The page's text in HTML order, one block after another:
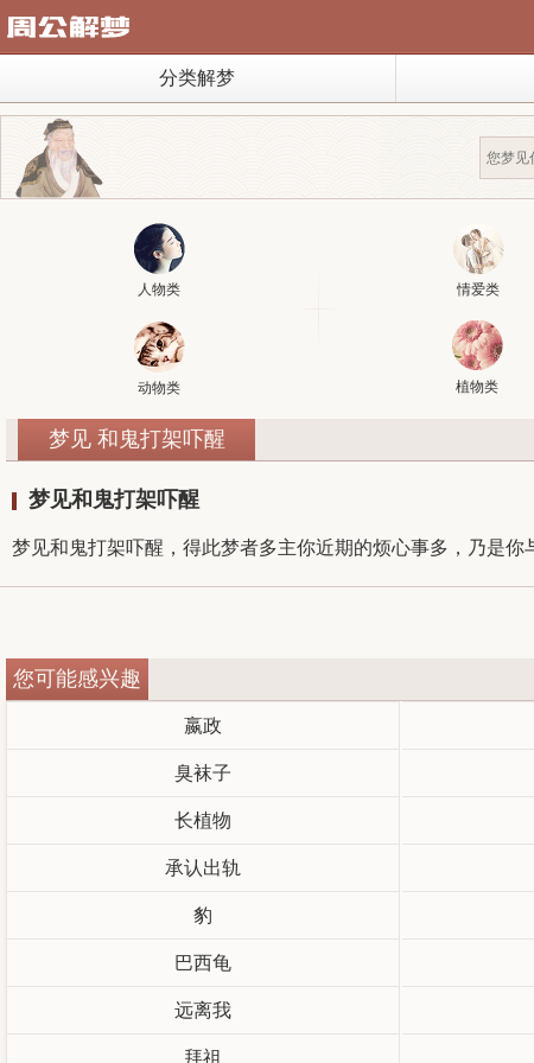
分类解梦
人物类 情爱类
动物类 植物类
梦见 和鬼打架吓醒
梦见和鬼打架吓醒
梦见和鬼打架吓醒，得此梦者多主你近期的烦心事多，乃是
您可能感兴趣
嬴政
臭袜子
长植物
承认出轨
豹
巴西龟
远离我
拜祖